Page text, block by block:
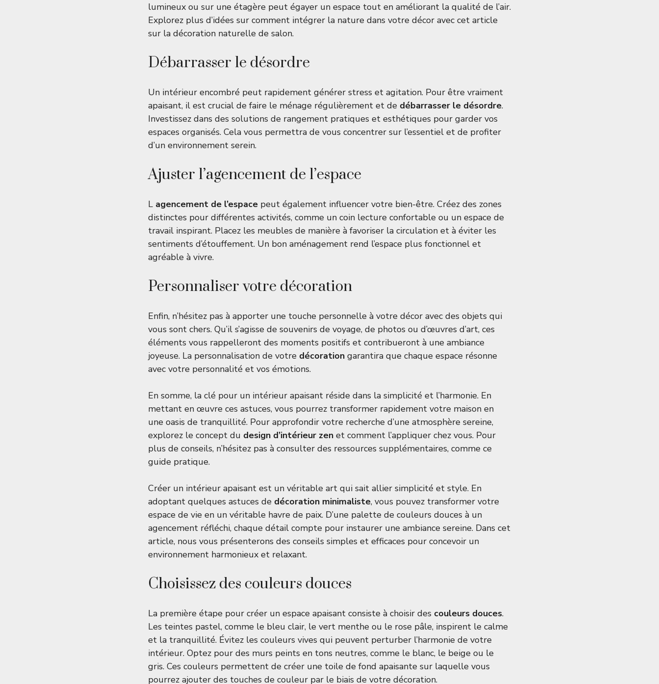
lumineux ou sur une étagère peut égayer un espace tout en améliorant la qualité de l’air.
Explorez plus d’idées sur comment intégrer la nature dans votre décor avec cet article
sur la décoration naturelle de salon.
Débarrasser le désordre
Un intérieur encombré peut rapidement générer stress et agitation. Pour être vraiment
apaisant, il est crucial de faire le ménage régulièrement et de débarrasser le désordre.
Investissez dans des solutions de rangement pratiques et esthétiques pour garder vos
espaces organisés. Cela vous permettra de vous concentrer sur l’essentiel et de profiter
d’un environnement serein.
Ajuster l’agencement de l’espace
L agencement de l’espace peut également influencer votre bien-être. Créez des zones
distinctes pour différentes activités, comme un coin lecture confortable ou un espace de
travail inspirant. Placez les meubles de manière à favoriser la circulation et à éviter les
sentiments d’étouffement. Un bon aménagement rend l’espace plus fonctionnel et
agréable à vivre.
Personnaliser votre décoration
Enfin, n’hésitez pas à apporter une touche personnelle à votre décor avec des objets qui
vous sont chers. Qu’il s’agisse de souvenirs de voyage, de photos ou d’œuvres d’art, ces
éléments vous rappelleront des moments positifs et contribueront à une ambiance
joyeuse. La personnalisation de votre décoration garantira que chaque espace résonne
avec votre personnalité et vos émotions.
En somme, la clé pour un intérieur apaisant réside dans la simplicité et l’harmonie. En
mettant en œuvre ces astuces, vous pourrez transformer rapidement votre maison en
une oasis de tranquillité. Pour approfondir votre recherche d’une atmosphère sereine,
explorez le concept du design d’intérieur zen et comment l’appliquer chez vous. Pour
plus de conseils, n’hésitez pas à consulter des ressources supplémentaires, comme ce
guide pratique.
Créer un intérieur apaisant est un véritable art qui sait allier simplicité et style. En
adoptant quelques astuces de décoration minimaliste, vous pouvez transformer votre
espace de vie en un véritable havre de paix. D’une palette de couleurs douces à un
agencement réfléchi, chaque détail compte pour instaurer une ambiance sereine. Dans cet
article, nous vous présenterons des conseils simples et efficaces pour concevoir un
environnement harmonieux et relaxant.
Choisissez des couleurs douces
La première étape pour créer un espace apaisant consiste à choisir des couleurs douces.
Les teintes pastel, comme le bleu clair, le vert menthe ou le rose pâle, inspirent le calme
et la tranquillité. Évitez les couleurs vives qui peuvent perturber l’harmonie de votre
intérieur. Optez pour des murs peints en tons neutres, comme le blanc, le beige ou le
gris. Ces couleurs permettent de créer une toile de fond apaisante sur laquelle vous
pourrez ajouter des touches de couleur par le biais de votre décoration.